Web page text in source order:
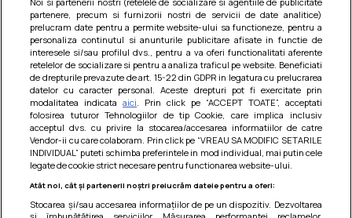
Barcute din vinete cu arpagic rosu
Un deliciu usor de preparat!
partenere, precum si furnizorii nostri de servicii de date analitice)
prelucram date pentru a permite website-ului sa functioneze, pentru a
personaliza continutul si anunturile publicitare afisate in functie de
interesele si/sau profilul dvs., pentru a va oferi functionalitati aferente
retelelor de socializare si pentru a analiza traficul pe website. Beneficiati
de drepturile prevazute de art. 15-22 din GDPR in legatura cu prelucrarea
datelor cu caracter personal. Aceste drepturi pot fi exercitate prin
modalitatea indicataaici . Prin click pe “ACCEPT TOATE”, acceptati
folosirea tuturor Tehnologiilor de tip Cookie, care implica inclusiv
acceptul dvs. cu privire la stocarea/accesarea informatiilor de catre
Vendor-ii cu care colaboram. Prin click pe “VREAU SA MODIFIC SETARILE
INDIVIDUAL” puteti schimba preferintele in mod individual, mai putin cele
legate de cookie strict necesare pentru functionarea website-ului.
Atât noi, cât și partenerii noștri prelucrăm datele pentru a oferi:
Stocarea și/sau accesarea informațiilor de pe un dispozitiv. Dezvoltarea